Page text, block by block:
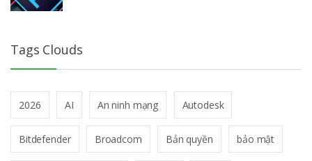
Tags Clouds
2026 AI An ninh mạng Autodesk
Bitdefender Broadcom Bản quyền bảo mật